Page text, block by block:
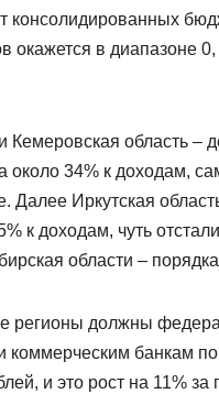
консолидированных
окажется в диапазоне
Кемеровская область –
около 34% к доходам,
Далее Иркутская
к доходам, чуть
области –
регионы должны
коммерческим банкам
и это рост на 11% за